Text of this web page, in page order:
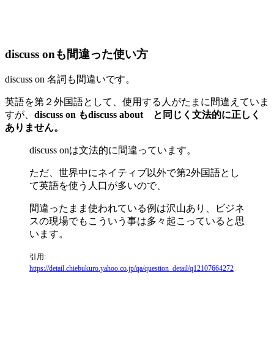
discuss onも間違った使い方
discuss on 名詞も間違いです。
英語を第２外国語として、使用する人がたまに間違えていま
すが、 discuss on もdiscuss about と同じく文法的に正しく
ありません。
discuss onは文法的に間違っています。
ただ、世界中にネイティブ以外で第2外国語とし
て英語を使う人口が多いので、
間違ったまま使われている例は沢山あり、ビジネ
スの現場でもこういう事は多々起こっていると思
います。
引用:
https://detail.chiebukuro.yahoo.co.jp/qa/question_detail/q12107664272